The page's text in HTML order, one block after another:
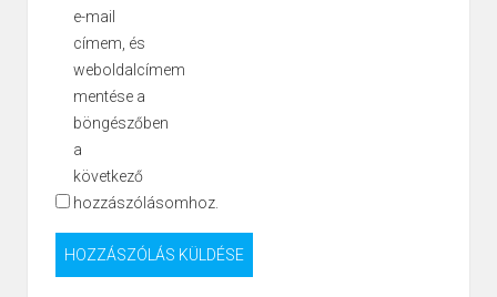
e-mail
címem, és
weboldalcímem
mentése a
böngészőben
a
következő
hozzászólásomhoz.